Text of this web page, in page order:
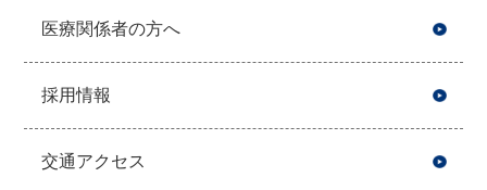
医療関係者の方へ
採用情報
交通アクセス